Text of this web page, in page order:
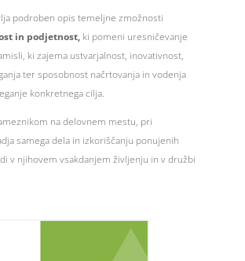
podroben opis temeljne zmožnosti
in podjetnost, ki pomeni uresničevanje
ki zajema ustvarjalnost, inovativnost,
ter sposobnost načrtovanja in vodenja
konkretnega cilja.
na delovnem mestu, pri
samega dela in izkoriščanju ponujenih
v njihovem vsakdanjem življenju in v družbi